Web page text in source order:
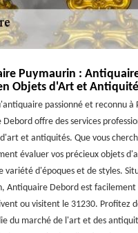
Puymaurin :
Objets d'Art et
passionné et reconnu à
offre des services
et antiquités. Que vous
évaluer vos précieux objets
variété d'époques et de styles.
Antiquaire Debord est facilement
ou visitent le 31230. Profitez
du marché de l'art et des